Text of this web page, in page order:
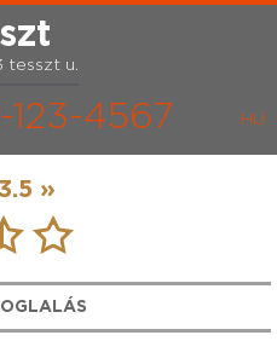
tesszt u.
123-4567
»